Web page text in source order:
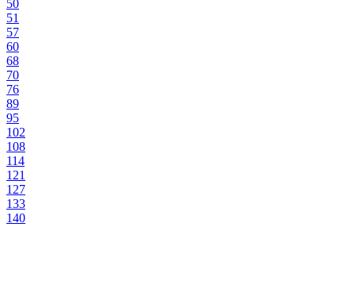
50
51
57
60
68
70
76
89
95
102
108
114
121
127
133
140